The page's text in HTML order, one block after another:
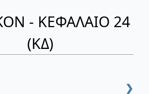
- ΚΕΦΑΛΑΙΟ 24
(ΚΔ)
❯